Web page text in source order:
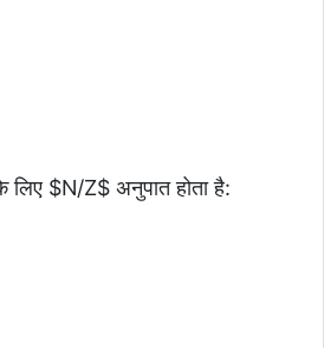
लिए $N/Z$ अनुपात होता है: